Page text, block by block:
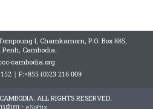
I, Chamkamorn, P.O. Box 885,
Penh, Cambodia.
cambodia.org
| F:+855 (0)23 216 009
ALL RIGHTS RESERVED.